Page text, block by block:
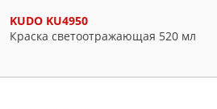
KUDO KU4950
Краска светоотражающая 520 мл